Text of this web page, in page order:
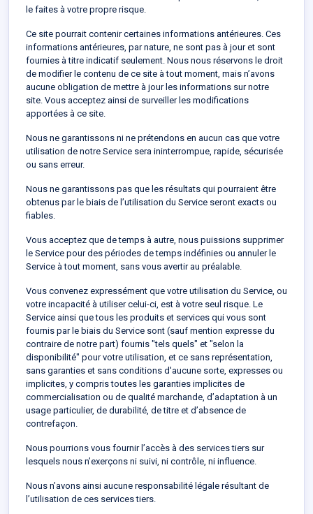
le faites à votre propre risque.
Ce site pourrait contenir certaines informations antérieures. Ces
informations antérieures, par nature, ne sont pas à jour et sont
fournies à titre indicatif seulement. Nous nous réservons le droit
de modifier le contenu de ce site à tout moment, mais n’avons
aucune obligation de mettre à jour les informations sur notre
site. Vous acceptez ainsi de surveiller les modifications
apportées à ce site.
Nous ne garantissons ni ne prétendons en aucun cas que votre
utilisation de notre Service sera ininterrompue, rapide, sécurisée
ou sans erreur.
Nous ne garantissons pas que les résultats qui pourraient être
obtenus par le biais de l’utilisation du Service seront exacts ou
fiables.
Vous acceptez que de temps à autre, nous puissions supprimer
le Service pour des périodes de temps indéfinies ou annuler le
Service à tout moment, sans vous avertir au préalable.
Vous convenez expressément que votre utilisation du Service, ou
votre incapacité à utiliser celui-ci, est à votre seul risque. Le
Service ainsi que tous les produits et services qui vous sont
fournis par le biais du Service sont (sauf mention expresse du
contraire de notre part) fournis "tels quels" et "selon la
disponibilité" pour votre utilisation, et ce sans représentation,
sans garanties et sans conditions d'aucune sorte, expresses ou
implicites, y compris toutes les garanties implicites de
commercialisation ou de qualité marchande, d’adaptation à un
usage particulier, de durabilité, de titre et d’absence de
contrefaçon.
Nous pourrions vous fournir l’accès à des services tiers sur
lesquels nous n’exerçons ni suivi, ni contrôle, ni influence.
Nous n’avons ainsi aucune responsabilité légale résultant de
l’utilisation de ces services tiers.